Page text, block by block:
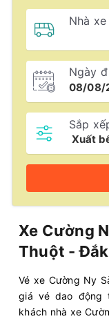
Nhà
Ngày
Sắp
Xe Cường
Thuột - Đắk
Vé xe Cường Ny
giá vé dao động
khách nhà xe